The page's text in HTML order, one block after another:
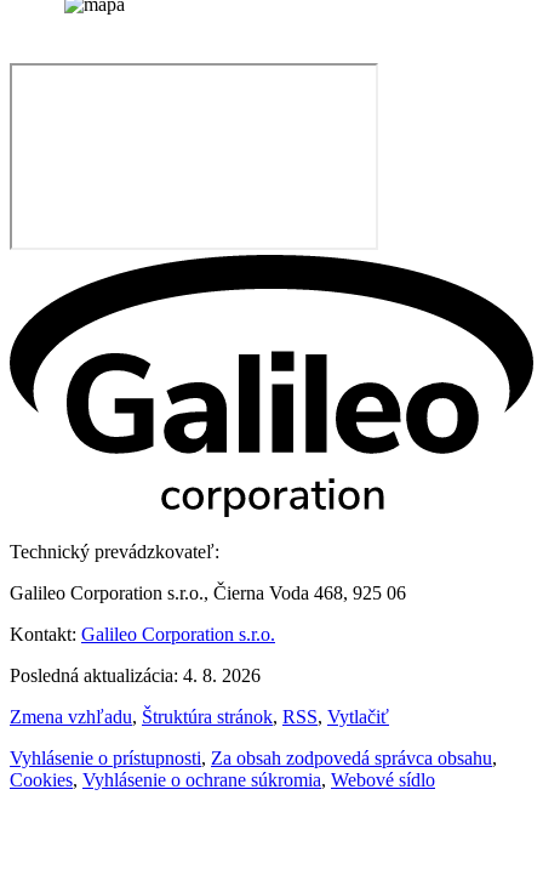
Technický prevádzkovateľ:
Galileo Corporation s.r.o., Čierna Voda 468, 925 06
Kontakt: Galileo Corporation s.r.o.
Posledná aktualizácia: 4. 8. 2026
Zmena vzhľadu, Štruktúra stránok, RSS, Vytlačiť
Vyhlásenie o prístupnosti, Za obsah zodpovedá správca obsahu,
Cookies, Vyhlásenie o ochrane súkromia, Webové sídlo